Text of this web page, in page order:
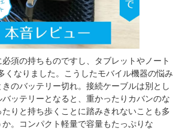
須の持ちものですし、タブレットやノート
くなりました。こうしたモバイル機器の悩み
のバッテリー切れ。接続ケーブルは別とし
ッテリーとなると、重かったりカバンのな
りと持ち歩くことに踏みきれないことも多
。コンパクト軽量で容量もたっぷりな